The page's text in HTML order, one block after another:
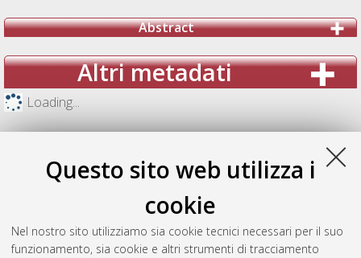
Questo sito web utilizza i
cookie
Nel nostro sito utilizziamo sia cookie tecnici necessari per il suo
funzionamento, sia cookie e altri strumenti di tracciamento
Abstract
Altri metadati
Loading...